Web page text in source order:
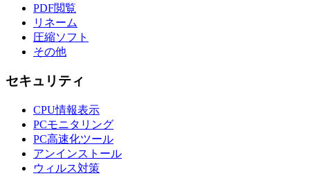
PDF閲覧
リネーム
圧縮ソフト
その他
セキュリティ
CPU情報表示
PCモニタリング
PC高速化ツール
アンインストール
ウィルス対策